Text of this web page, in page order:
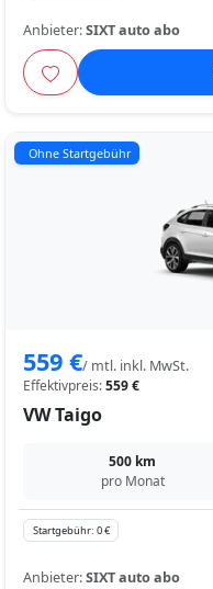
Anbieter:SIXT auto abo
Ohne Startgebühr
559 €/ mtl. inkl. MwSt.
Effektivpreis:559 €
VW Taigo
500 km
pro Monat
Startgebühr: 0 €
Anbieter:SIXT auto abo